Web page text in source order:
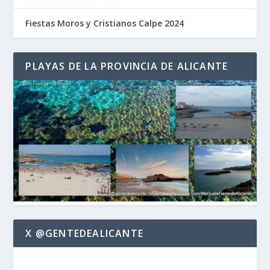
Fiestas Moros y Cristianos Calpe 2024
PLAYAS DE LA PROVINCIA DE ALICANTE
X @GENTEDEALICANTE